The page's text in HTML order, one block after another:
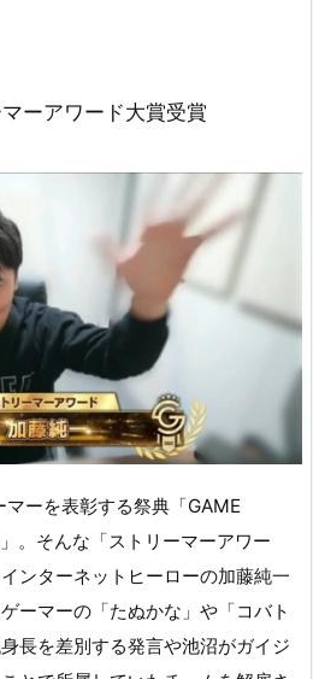
ーアワード大賞受賞
ーを表彰する祭典「GAME
。そんな「ストリーマーアワー
ンターネットヒーローの加藤純一
ーマーの「たぬかな」や「コバト
長を差別する発言や池沼がガイジ